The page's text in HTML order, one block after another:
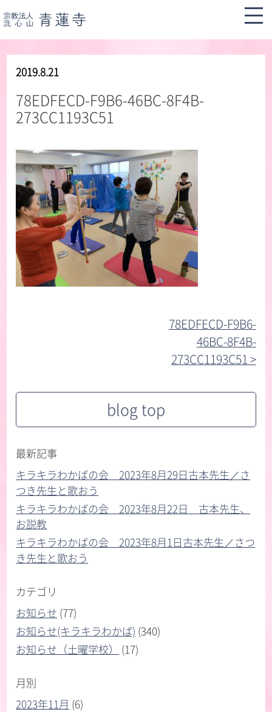
2019.8.21
78EDFECD-F9B6-46BC-8F4B-
273CC1193C51
78EDFECD-F9B6-
46BC-8F4B-
273CC1193C51 >︎
blog top
最新記事
キラキラわかばの会 2023年8月29日古本先生／さ
つき先生と歌おう
キラキラわかばの会 2023年8月22日 古本先生、
お説教
キラキラわかばの会 2023年8月1日古本先生／さつ
き先生と歌おう
カテゴリ
お知らせ (77)
お知らせ(キラキラわかば) (340)
お知らせ（土曜学校）
(17)
月別
2023年11月 (6)